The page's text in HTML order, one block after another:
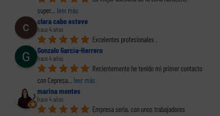
super... leer más
clara cabo esteve
hace 4 años
Excelentes profesionales .
Gonzalo Garcia-Herrero
hace 4 años
Recientemente he tenido mi primer contacto
con Cepresa... leer más
marina montes
hace 4 años
Empresa seria, con unos trabajadores